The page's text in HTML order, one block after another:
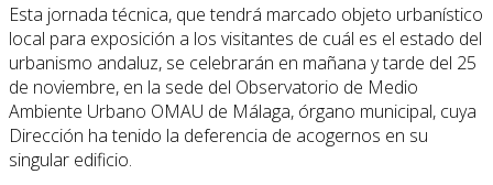
Esta jornada técnica, que tendrá marcado objeto urbanístico
local para exposición a los visitantes de cuál es el estado del
urbanismo andaluz, se celebrarán en mañana y tarde del 25
de noviembre, en la sede del Observatorio de Medio
Ambiente Urbano OMAU de Málaga, órgano municipal, cuya
Dirección ha tenido la deferencia de acogernos en su
singular edificio.